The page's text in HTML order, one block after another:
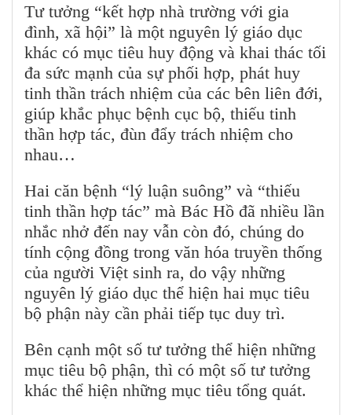
Tư tưởng “kết hợp nhà trường với gia
đình, xã hội” là một nguyên lý giáo dục
khác có mục tiêu huy động và khai thác tối
đa sức mạnh của sự phối hợp, phát huy
tinh thần trách nhiệm của các bên liên đới,
giúp khắc phục bệnh cục bộ, thiếu tinh
thần hợp tác, đùn đẩy trách nhiệm cho
nhau…
Hai căn bệnh “lý luận suông” và “thiếu
tinh thần hợp tác” mà Bác Hồ đã nhiều lần
nhắc nhở đến nay vẫn còn đó, chúng do
tính cộng đồng trong văn hóa truyền thống
của người Việt sinh ra, do vậy những
nguyên lý giáo dục thể hiện hai mục tiêu
bộ phận này cần phải tiếp tục duy trì.
Bên cạnh một số tư tưởng thể hiện những
mục tiêu bộ phận, thì có một số tư tưởng
khác thể hiện những mục tiêu tổng quát.